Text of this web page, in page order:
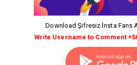
Download Şifresiz İnsta Fans
Write Username to Comment